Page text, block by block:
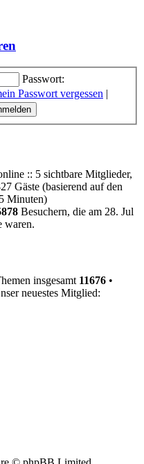
Passwort:
Passwort vergessen |
:: 5 sichtbare Mitglieder,
Gäste (basierend auf den
Minuten)
Besuchern, die am 28. Jul
waren.
insgesamt 11676 •
neuestes Mitglied: